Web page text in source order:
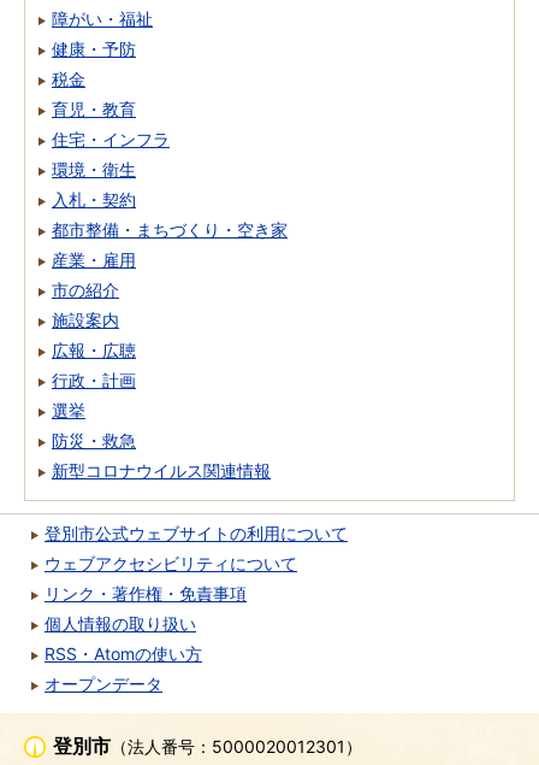
障がい・福祉
健康・予防
税金
育児・教育
住宅・インフラ
環境・衛生
入札・契約
都市整備・まちづくり・空き家
産業・雇用
市の紹介
施設案内
広報・広聴
行政・計画
選挙
防災・救急
新型コロナウイルス関連情報
登別市公式ウェブサイトの利用について
ウェブアクセシビリティについて
リンク・著作権・免責事項
個人情報の取り扱い
RSS・Atomの使い方
オープンデータ
登別市 （法人番号：5000020012301）